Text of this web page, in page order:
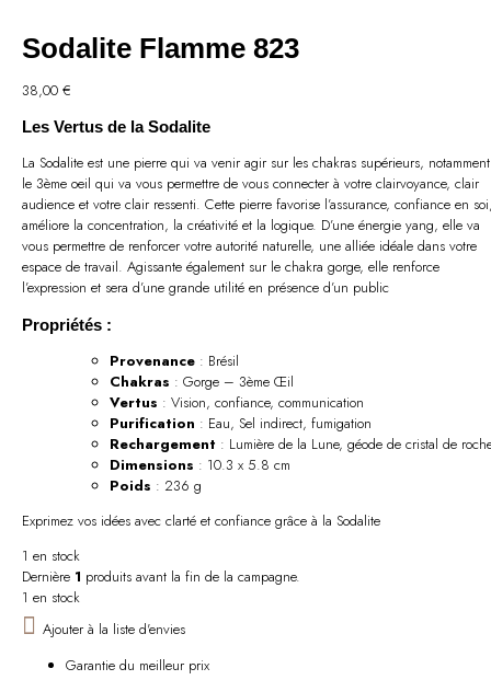
Sodalite Flamme 823
38,00 €
Les Vertus de la Sodalite
La Sodalite est une pierre qui va venir agir sur les chakras supérieurs, notamment
le 3ème oeil qui va vous permettre de vous connecter à votre clairvoyance, clair
audience et votre clair ressenti. Cette pierre favorise l’assurance, confiance en
améliore la concentration, la créativité et la logique. D’une énergie yang, elle va
vous permettre de renforcer votre autorité naturelle, une alliée idéale dans votre
espace de travail. Agissante également sur le chakra gorge, elle renforce
l’expression et sera d’une grande utilité en présence d’un public
Propriétés :
Provenance : Brésil
Chakras : Gorge – 3ème Œil
Vertus : Vision, confiance, communication
Purification : Eau, Sel indirect, fumigation
Rechargement : Lumière de la Lune, géode de cristal de
Dimensions : 10.3 x 5.8 cm
Poids : 236 g
Exprimez vos idées avec clarté et confiance grâce à la Sodalite
1 en stock
Dernière 1 produits avant la fin de la campagne.
1 en stock
Ajouter à la liste d'envies
Garantie du meilleur prix